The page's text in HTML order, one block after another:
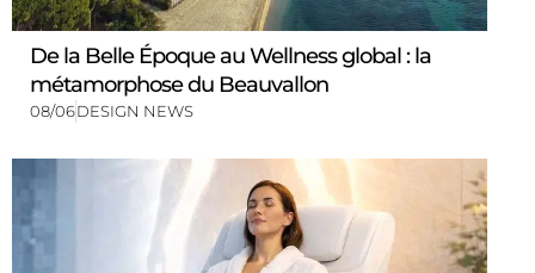
De la Belle Époque au Wellness global : la
métamorphose du Beauvallon
08/06DESIGN NEWS